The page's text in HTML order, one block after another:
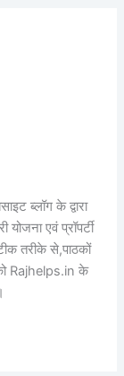
ब्लॉग के द्वारा
योजना एवं प्रॉपर्टी
तरीके से,पाठकों
Rajhelps.in के